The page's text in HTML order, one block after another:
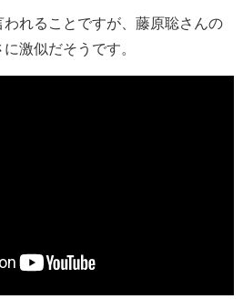
れることですが、藤原聡さんの
激似だそうです。